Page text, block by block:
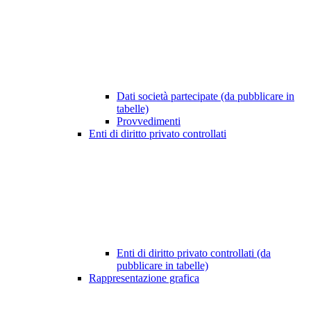
Dati società partecipate (da pubblicare in
tabelle)
Provvedimenti
Enti di diritto privato controllati
Enti di diritto privato controllati (da
pubblicare in tabelle)
Rappresentazione grafica